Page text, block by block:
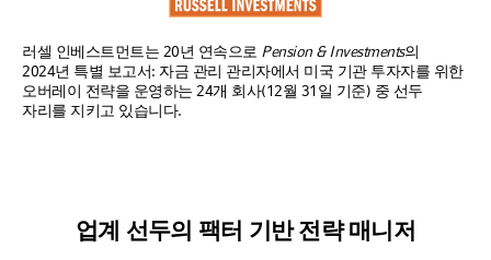
러셀 인베스트먼트는 20년 연속으로 Pension & Investments의
2024년 특별 보고서: 자금 관리 관리자에서 미국 기관 투자자를 위한
오버레이 전략을 운영하는 24개 회사(12월 31일 기준) 중 선두
자리를 지키고 있습니다.
업계 선두의 팩터 기반 전략 매니저